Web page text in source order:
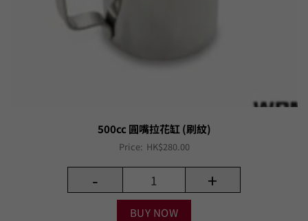
500cc 圓嘴拉花缸 (刷紋)
Price: HK$280.00
- +
BUY NOW